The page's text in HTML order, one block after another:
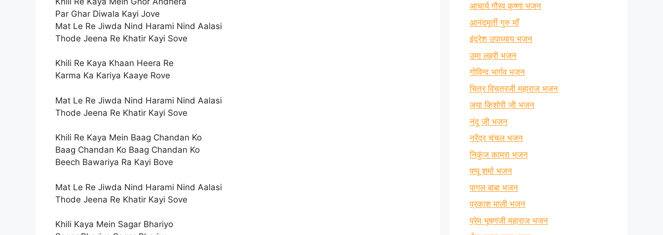
Par Ghar Diwala Kayi Jove
Mat Le Re Jiwda Nind Harami Nind Aalasi
Thode Jeena Re Khatir Kayi Sove
Khili Re Kaya Khaan Heera Re
Karma Ka Kariya Kaaye Rove
Mat Le Re Jiwda Nind Harami Nind Aalasi
Thode Jeena Re Khatir Kayi Sove
Khili Re Kaya Mein Baag Chandan Ko
Baag Chandan Ko Baag Chandan Ko
Beech Bawariya Ra Kayi Bove
Mat Le Re Jiwda Nind Harami Nind Aalasi
Thode Jeena Re Khatir Kayi Sove
Khili Kaya Mein Sagar Bhariyo
आचार्य गौरव कृष्णा भजन
आनंदमूर्ती गुरु माँ
इंद्रेश उपाध्याय भजन
उमा लहरी भजन
गोविन्द भार्गव भजन
चित्र विचत्रजी महाराज भजन
जया किशोरी जी भजन
नंदू जी भजन
नरेंद्र चंचल भजन
निकुंज कामरा भजन
पप्पू शर्मा भजन
पागल बाबा भजन
प्रकाश माली भजन
प्रेम भूषणजी महाराज भजन